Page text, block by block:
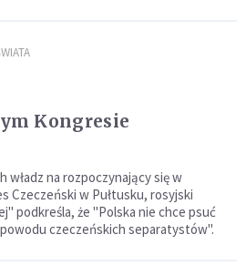
Kongresie
władz na rozpoczynający się w
Czeczeński w Pułtusku, rosyjski
podkreśla, że "Polska nie chce psuć
czeczeńskich separatystów".